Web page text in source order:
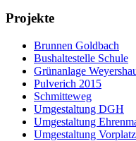
Projekte
Brunnen Goldbach
Bushaltestelle Schule
Grünanlage
Pulverich 2015
Schmitteweg
Umgestaltung DGH
Umgestaltung
Umgestaltung